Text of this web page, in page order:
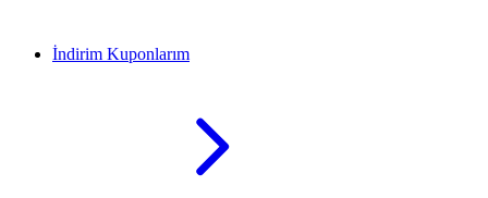
İndirim Kuponlarım